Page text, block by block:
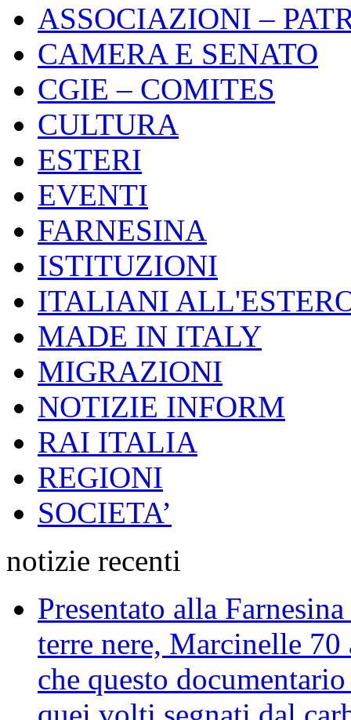
ASSOCIAZIONI –
CAMERA E SENATO
CGIE – COMITES
CULTURA
ESTERI
EVENTI
FARNESINA
ISTITUZIONI
ITALIANI
MADE IN ITALY
MIGRAZIONI
NOTIZIE INFORM
RAI ITALIA
REGIONI
SOCIETA’
notizie recenti
Presentato alla
terre nere, Marcinelle
che questo